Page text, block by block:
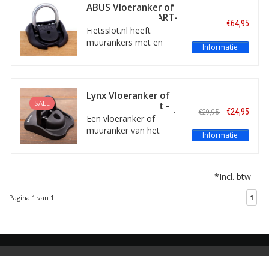
ABUS Vloeranker of
Muuranker met ART-
4 keurmerk
Fietsslot.nl heeft
muurankers met en
is morgen in huis.
€64,95
Informatie
SALE
Lynx Vloeranker of
Muuranker Zwart -
met ART-4 keurmerk
Een vloeranker of
muuranker van het
€29,95 €24,95
Informatie
*Incl. btw
Pagina 1 van 1 1